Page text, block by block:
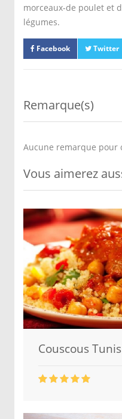
morceaux-de poulet et
légumes.
Facebook Twitter
Remarque(s)
Aucune remarque pour
Vous aimerez
Couscous